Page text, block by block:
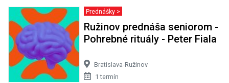
Prednášky >
Ružinov prednáša seniorom -
Pohrebné rituály - Peter Fiala
Bratislava-Ružinov
1 termín